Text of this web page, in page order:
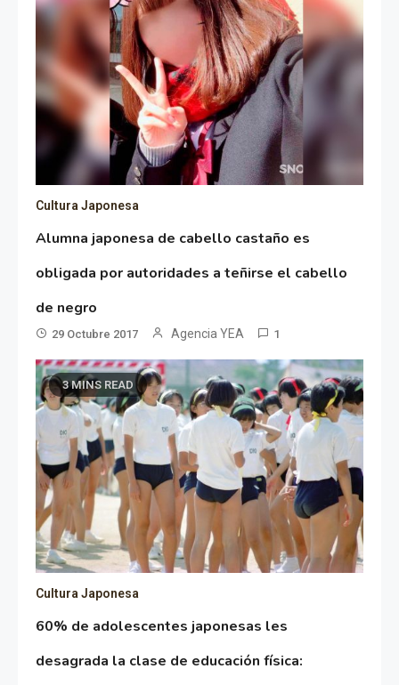
Cultura Japonesa
Alumna japonesa de cabello castaño es
obligada por autoridades a teñirse el cabello
de negro
29 Octubre 2017 Agencia YEA 1
3 MINS READ
Cultura Japonesa
60% de adolescentes japonesas les
desagrada la clase de educación física: